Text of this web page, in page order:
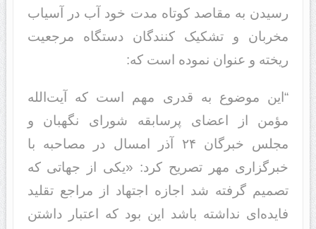
رسیدن به مقاصد کوتاه مدت خود آب در آسیاب
مخربان و تشکیک کنندگان دستگاه مرجعیت
ریخته و عنوان نموده است که:
“این موضوع به قدری مهم است که آیت‌الله
مؤمن از اعضای پرسابقه شورای نگهبان و
مجلس خبرگان ۲۴ آذر امسال در مصاحبه با
خبرگزاری مهر تصریح کرد: «یکی از جهاتی که
تصمیم گرفته شد اجازه اجتهاد از مراجع تقلید
فایده‌ای نداشته باشد این بود که اعتبار داشتن